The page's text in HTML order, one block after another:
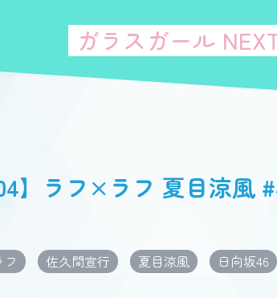
ガラスガール
】ラフ×ラフ 夏目涼風
佐久間宣行 夏目涼風 日向坂46